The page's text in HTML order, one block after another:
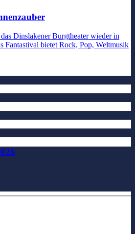
Dinslakener Burgtheater wieder in
Fantastival bietet Rock, Pop, Weltmusik